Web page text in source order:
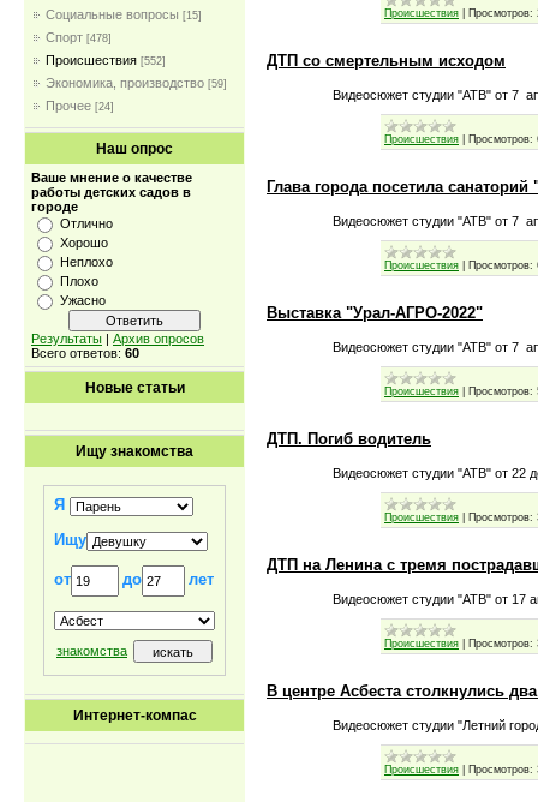
Социальные вопросы [15]
Спорт [478]
Происшествия [552]
Экономика, производство [59]
Прочее [24]
Наш опрос
Ваше мнение о качестве
работы детских садов в
городе
Отлично
Хорошо
Неплохо
Плохо
Ужасно
Результаты | Архив опросов
Всего ответов: 60
Новые статьи
Ищу знакомства
Я
Ищу
от до лет
знакомства
Интернет-компас
Происшествия Просмотров:
ДТП со смертельным исходом
Видеосюжет студии "АТВ" от 7
Происшествия Просмотров:
Глава города посетила
Видеосюжет студии "АТВ" от 7
Происшествия Просмотров:
Выставка "Урал-АГРО-2022"
Видеосюжет студии "АТВ" от 7
Происшествия Просмотров:
ДТП. Погиб водитель
Видеосюжет студии "АТВ" от 22
Происшествия Просмотров:
ДТП на Ленина с тремя
Видеосюжет студии "АТВ" от 17
Происшествия Просмотров:
В центре Асбеста столкнулись
Видеосюжет студии "Летний
Происшествия Просмотров: